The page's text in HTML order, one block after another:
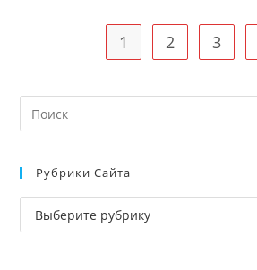
МАМИНЫ
ГЛАЗА
1 2 3
Рубрики Сайта
Рубрики
сайта